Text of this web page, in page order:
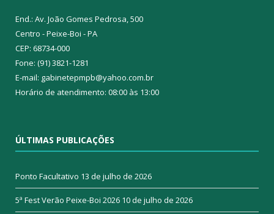
End.: Av. João Gomes Pedrosa, 500
Centro - Peixe-Boi - PA
CEP: 68734-000
Fone: (91) 3821-1281
E-mail: gabinetepmpb@yahoo.com.br
Horário de atendimento: 08:00 às 13:00
ÚLTIMAS PUBLICAÇÕES
Ponto Facultativo 13 de julho de 2026
5ª Fest Verão Peixe-Boi 2026 10 de julho de 2026